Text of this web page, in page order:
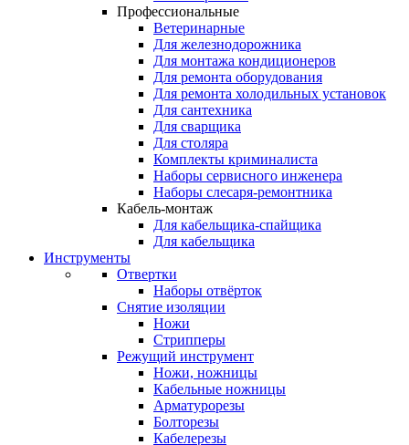
Профессиональные
Ветеринарные
Для железнодорожника
Для монтажа кондиционеров
Для ремонта оборудования
Для ремонта холодильных установок
Для сантехника
Для сварщика
Для столяра
Комплекты криминалиста
Наборы сервисного инженера
Наборы слесаря-ремонтника
Кабель-монтаж
Для кабельщика-спайщика
Для кабельщика
Инструменты
Отвертки
Наборы отвёрток
Снятие изоляции
Ножи
Стрипперы
Режущий инструмент
Ножи, ножницы
Кабельные ножницы
Арматурорезы
Болторезы
Кабелерезы